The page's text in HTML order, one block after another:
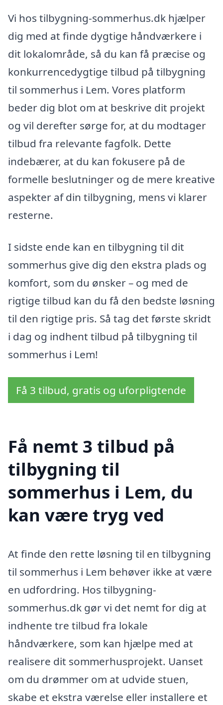
Vi hos tilbygning-sommerhus.dk hjælper
dig med at finde dygtige håndværkere i
dit lokalområde, så du kan få præcise og
konkurrencedygtige tilbud på tilbygning
til sommerhus i Lem. Vores platform
beder dig blot om at beskrive dit projekt
og vil derefter sørge for, at du modtager
tilbud fra relevante fagfolk. Dette
indebærer, at du kan fokusere på de
formelle beslutninger og de mere kreative
aspekter af din tilbygning, mens vi klarer
resterne.
I sidste ende kan en tilbygning til dit
sommerhus give dig den ekstra plads og
komfort, som du ønsker – og med de
rigtige tilbud kan du få den bedste løsning
til den rigtige pris. Så tag det første skridt
i dag og indhent tilbud på tilbygning til
sommerhus i Lem!
Få 3 tilbud, gratis og uforpligtende
Få nemt 3 tilbud på
tilbygning til
sommerhus i Lem, du
kan være tryg ved
At finde den rette løsning til en tilbygning
til sommerhus i Lem behøver ikke at være
en udfordring. Hos tilbygning-
sommerhus.dk gør vi det nemt for dig at
indhente tre tilbud fra lokale
håndværkere, som kan hjælpe med at
realisere dit sommerhusprojekt. Uanset
om du drømmer om at udvide stuen,
skabe et ekstra værelse eller installere et